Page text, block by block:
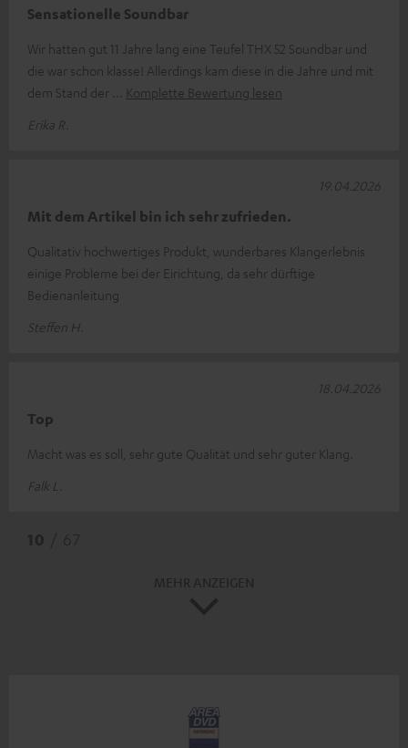
Sensationelle Soundbar
Wir hatten gut 11 Jahre lang eine Teufel THX 52 Soundbar und
die war schon klasse! Allerdings kam diese in die Jahre und mit
dem Stand der
Komplette Bewertung lesen
Erika R.
Mit dem Artikel bin ich sehr zufrieden.
Qualitativ hochwertiges Produkt, wunderbares Klangerlebnis
einige Probleme bei der Eirichtung, da sehr dürftige
Bedienanleitung
Steffen H.
19.04.2026
Top
Macht was es soll, sehr gute Qualität und sehr guter Klang.
Falk L.
18.04.2026